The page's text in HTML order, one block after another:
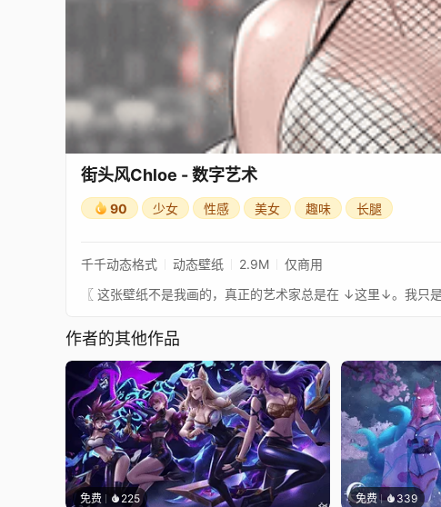
街头风Chloe - 数字艺术
90 少女 性感 美女 趣味 长腿
千千动态格式 动态壁纸 2.9M 仅商用
作者的其他作品
免费 225 免费 339